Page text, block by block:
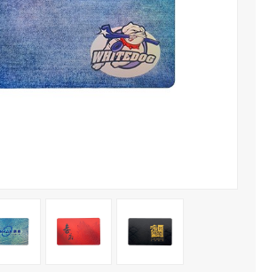
بالعربية